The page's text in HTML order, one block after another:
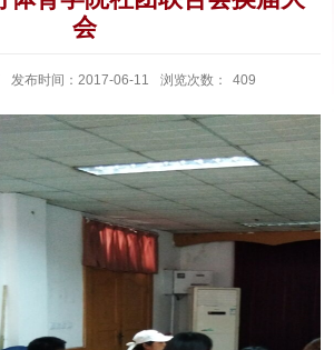
会
发布时间：2017-06-11 浏览次数： 409